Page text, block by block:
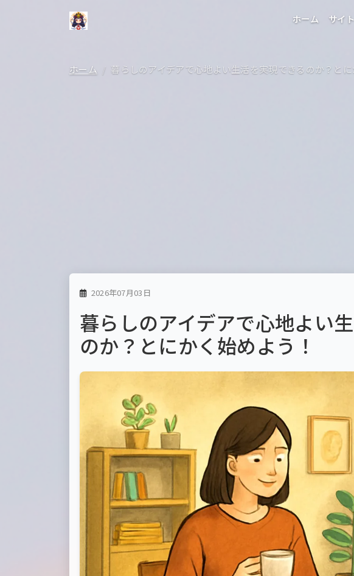
ホーム サイ
ホーム 暮らしのアイデアで心地よい生活を実現できるのか？とに
2026年07月03日
暮らしのアイデアで心地よい
のか？とにかく始めよう！